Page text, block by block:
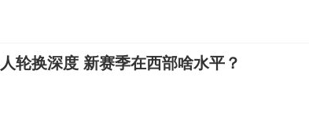
轮换深度 新赛季在西部啥水平？